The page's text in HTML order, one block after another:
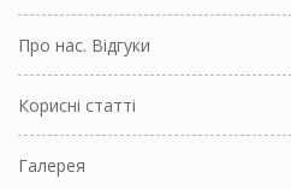
Про нас. Відгуки
Корисні статті
Галерея